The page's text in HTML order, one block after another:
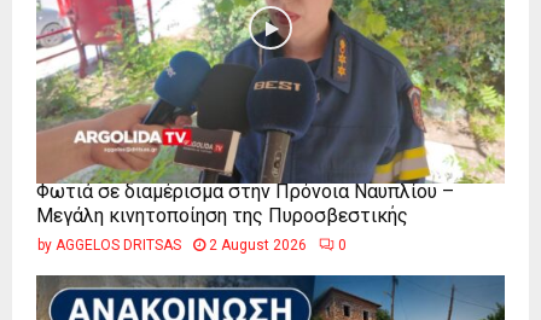
Φωτιά σε διαμέρισμα στην Πρόνοια Ναυπλίου –
Μεγάλη κινητοποίηση της Πυροσβεστικής
by AGGELOS DRITSAS 2 August 2026 0